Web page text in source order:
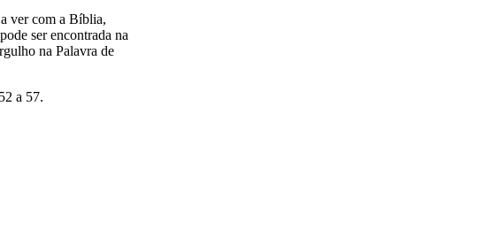
ver com a Bíblia,
ser encontrada na
na Palavra de
a 57.